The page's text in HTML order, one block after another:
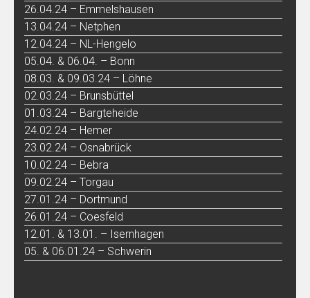
26.04.24 – Emmelshausen
13.04.24 – Netphen
12.04.24 – NL-Hengelo
05.04. & 06.04. – Bonn
08.03. & 09.03.24 – Löhne
02.03.24 – Brunsbüttel
01.03.24 – Bargteheide
24.02.24 – Hemer
23.02.24 – Osnabrück
10.02.24 – Bebra
09.02.24 – Torgau
27.01.24 – Dortmund
26.01.24 – Coesfeld
12.01. & 13.01. – Isernhagen
05. & 06.01.24 – Schwerin